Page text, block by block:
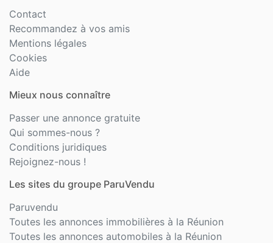
Contact
Recommandez à vos amis
Mentions légales
Cookies
Aide
Mieux nous connaître
Passer une annonce gratuite
Qui sommes-nous ?
Conditions juridiques
Rejoignez-nous !
Les sites du groupe ParuVendu
Paruvendu
Toutes les annonces immobilières à la Réunion
Toutes les annonces automobiles à la Réunion